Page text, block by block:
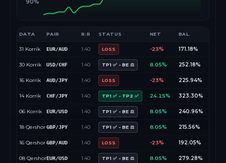
90%
DATA PAIR R:R STATUS NET BAL.
31 Korrik EUR/AUD 1.40 LOSS -23% 171.18%
30 Korrik USD/CHF 1.40 TP1 ✅ - BE ⚖️ 8.05% 252.18%
16 Korrik AUD/JPY 1.40 LOSS -23% 225.94%
14 Korrik CHF/JPY 1.40 TP1 ✅ - TP2 ✅ 24.15% 323.30%
06 Korrik EUR/USD 1.40 TP1 ✅ - BE ⚖️ 8.05% 240.96%
18 QershorGBP/JPY 1.40 TP1 ✅ - BE ⚖️ 8.05% 215.56%
16 QershorGBP/AUD 1.40 LOSS -23% 192.05%
08 QershorEUR/USD 1.40 TP1 ✅ - BE ⚖️ 8.05% 279.28%